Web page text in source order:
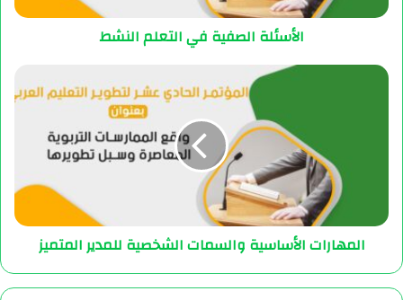
الأسئلة الصفية في التعلم النشط
المهارات الأساسية والسمات الشخصية للمدير المتميز